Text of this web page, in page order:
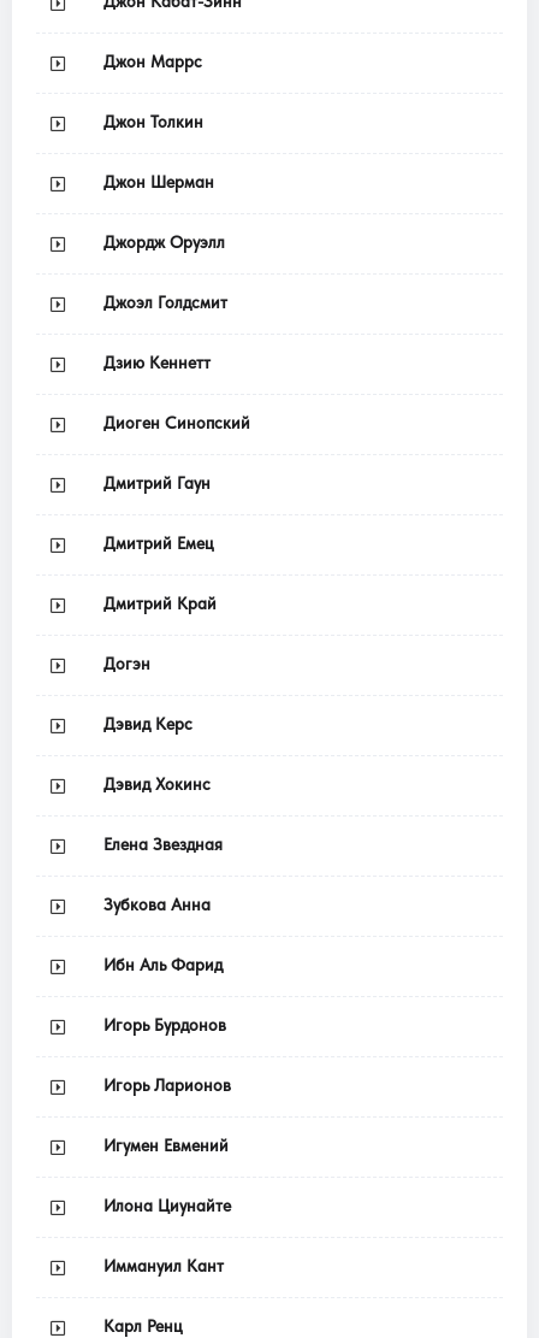
Джон Маррс
Джон Толкин
Джон Шерман
Джордж Оруэлл
Джоэл Голдсмит
Дзию Кеннетт
Диоген Синопский
Дмитрий Гаун
Дмитрий Емец
Дмитрий Край
Догэн
Дэвид Керс
Дэвид Хокинс
Елена Звездная
Зубкова Анна
Ибн Аль Фарид
Игорь Бурдонов
Игорь Ларионов
Игумен Евмений
Илона Циунайте
Иммануил Кант
Карл Ренц